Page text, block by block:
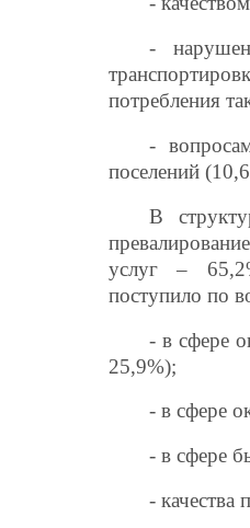
-
потребления
-
поселений
В
услуг –
поступило по
- в сфере
25,9%);
- в сфере
- в сфере
-